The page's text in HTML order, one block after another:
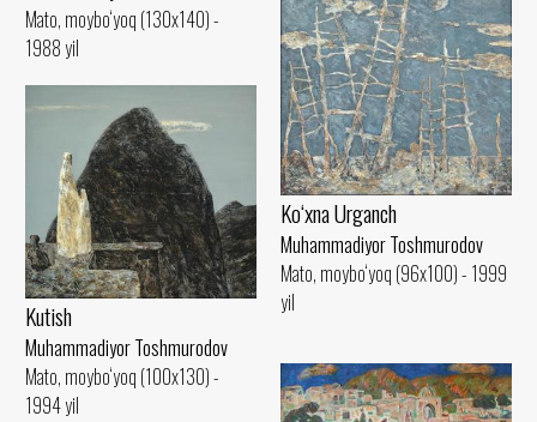
Mato, moybo‘yoq (130x140) -
1988 yil
Ko‘xna Urganch
Muhammadiyor Toshmurodov
Mato, moybo‘yoq (96x100) - 1999
yil
Kutish
Muhammadiyor Toshmurodov
Mato, moybo‘yoq (100x130) -
1994 yil